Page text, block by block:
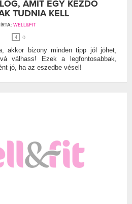
AMIT EGY KEZDŐ
TUDNIA KELL
ÍRTA: WELL&FIT
0
akkor bizony minden tipp jól jöhet,
válhass! Ezek a legfontosabbak,
jó, ha az eszedbe vésel!